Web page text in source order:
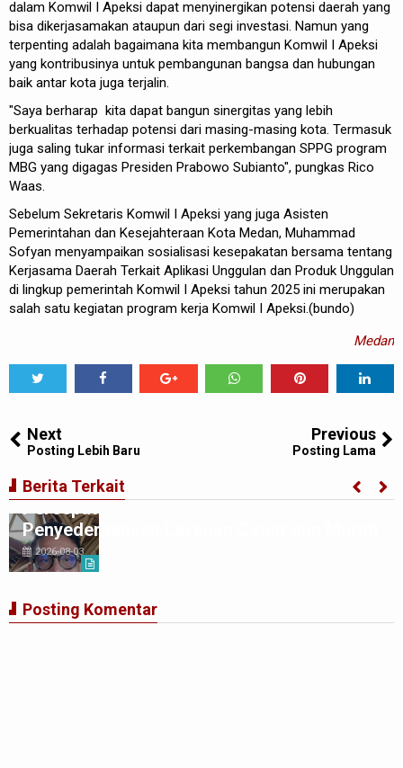
dalam Komwil I Apeksi dapat menyinergikan potensi daerah yang
bisa dikerjasamakan ataupun dari segi investasi. Namun yang
terpenting adalah bagaimana kita membangun Komwil I Apeksi
yang kontribusinya untuk pembangunan bangsa dan hubungan
baik antar kota juga terjalin.
"Saya berharap kita dapat bangun sinergitas yang lebih
berkualitas terhadap potensi dari masing-masing kota. Termasuk
juga saling tukar informasi terkait perkembangan SPPG program
MBG yang digagas Presiden Prabowo Subianto", pungkas Rico
Waas.
Sebelum Sekretaris Komwil I Apeksi yang juga Asisten
Pemerintahan dan Kesejahteraan Kota Medan, Muhammad
Sofyan menyampaikan sosialisasi kesepakatan bersama tentang
Kerjasama Daerah Terkait Aplikasi Unggulan dan Produk Unggulan
di lingkup pemerintah Komwil I Apeksi tahun 2025 ini merupakan
salah satu kegiatan program kerja Komwil I Apeksi.(bundo)
Medan
Next
Posting Lebih Baru
Previous
Posting Lama
Berita Terkait
Edwin Sugesti Nasution: Dorong
Percepatan Perda PBG Guna
Penyederhanaan Layanan Cepat dan Murah
2026-08-03
Posting Komentar